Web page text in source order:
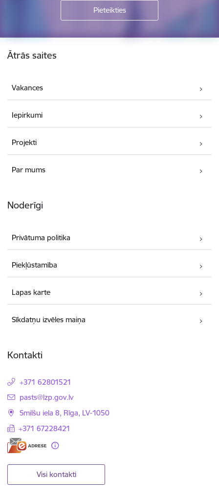
Kājene
Ātrās saites
Vakances
Iepirkumi
Projekti
Par mums
Noderīgi
Privātuma politika
Piekļūstamība
Lapas karte
Sīkdatņu izvēles maiņa
Kontakti
+371 62801521
E-pasts:
pasts@lzp.gov.lv
Smilšu iela 8, Rīga, LV-1050
+371 67228421
Visi kontakti